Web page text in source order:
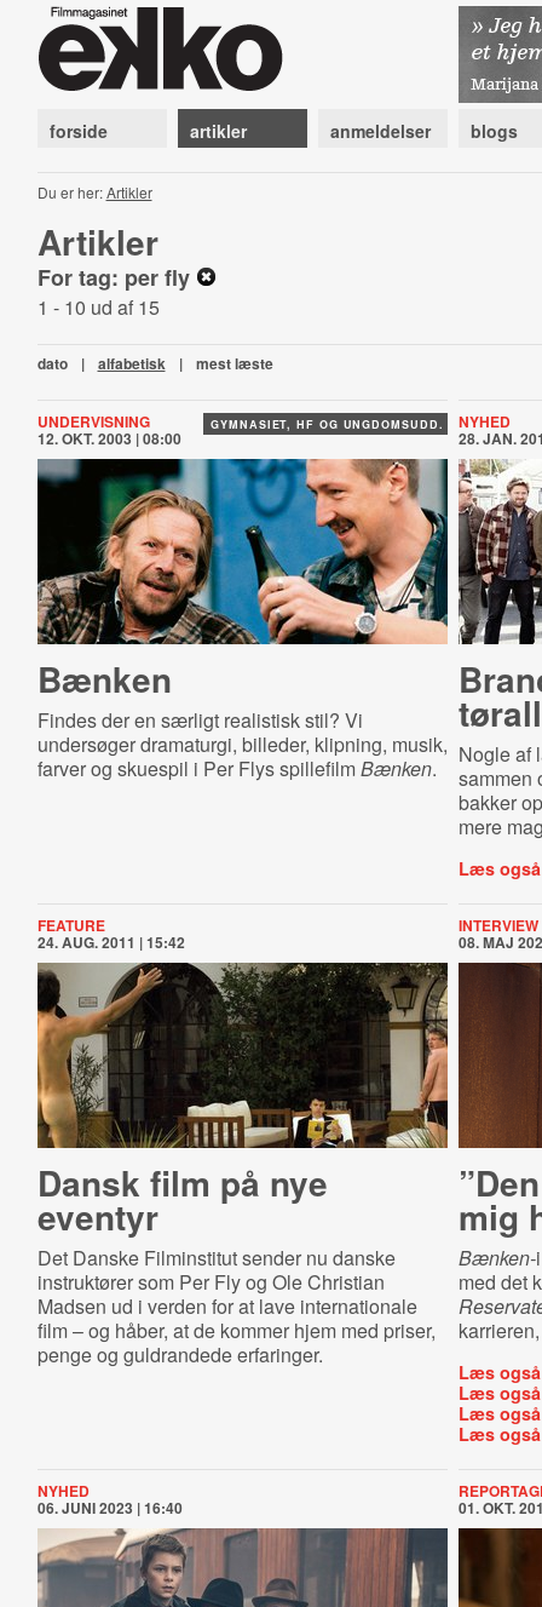
forside artikler anmeldelser blogs
Du er her:Artikler
Artikler
For tag: per fly
1 - 10 ud af 15
dato | alfabetisk | mest læste
GYMNASIET, HF OG UNGDOMSUDD.
UNDERVISNING
12. OKT. 2003 | 08:00
Bænken
Findes der en særligt realistisk stil? Vi
undersøger dramaturgi, billeder, klipning, musik,
farver og skuespil i Per Flys spillefilmBænken.
NYHED
28. JAN.
Nogle af
sammen
bakker
mere
Læs
FEATURE
24. AUG. 2011 | 15:42
Dansk film på nye
eventyr
Det Danske Filminstitut sender nu danske
instruktører som Per Fly og Ole Christian
Madsen ud i verden for at lave internationale
film – og håber, at de kommer hjem med priser,
penge og guldrandede erfaringer.
INTERVIEW
08. MAJ
mig
Bænken-
med det
Læs
Læs
Læs
Læs
NYHED
06. JUNI 2023 | 16:40 01. OKT.